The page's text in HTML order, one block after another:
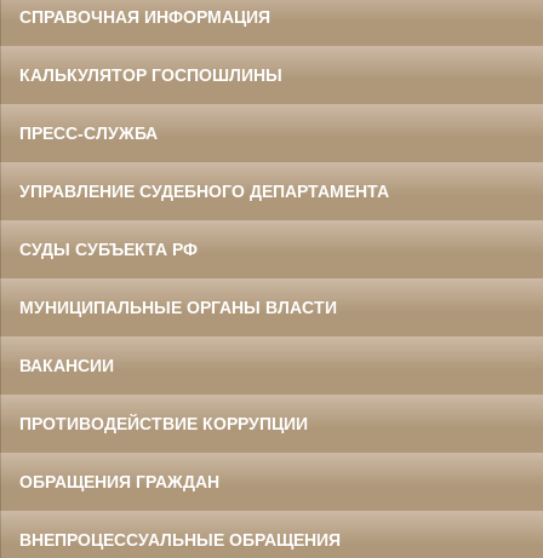
СПРАВОЧНАЯ ИНФОРМАЦИЯ
КАЛЬКУЛЯТОР ГОСПОШЛИНЫ
ПРЕСС-СЛУЖБА
УПРАВЛЕНИЕ СУДЕБНОГО ДЕПАРТАМЕНТА
СУДЫ СУБЪЕКТА РФ
МУНИЦИПАЛЬНЫЕ ОРГАНЫ ВЛАСТИ
ВАКАНСИИ
ПРОТИВОДЕЙСТВИЕ КОРРУПЦИИ
ОБРАЩЕНИЯ ГРАЖДАН
ВНЕПРОЦЕССУАЛЬНЫЕ ОБРАЩЕНИЯ